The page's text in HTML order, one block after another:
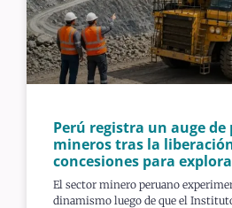
Perú registra un auge
mineros tras la
concesiones para
El sector minero peruano
dinamismo luego de que el